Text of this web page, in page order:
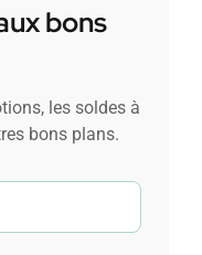
bons
les soldes à
bons plans.